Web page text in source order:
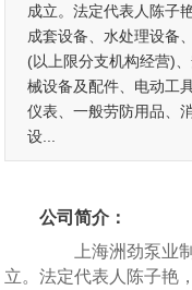
成立。法定代表人陈子
成套设备、水处理设备
(以上限分支机构经营)
械设备及配件、电动工
仪表、一般劳防用品、
设...
公司简介：
上海洲劲泵业制
立。法定代表人陈子艳